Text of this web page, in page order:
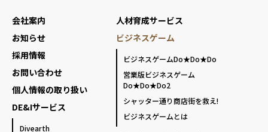
会社案内
お知らせ
採用情報
お問い合わせ
個人情報の取り扱い
DE&Iサービス
Divearth
人材育成サービス
ビジネスゲーム
ビジネスゲームDo★Do★Do
営業版ビジネスゲーム
Do★Do★Do2
シャッター通り商店街を救え!
ビジネスゲームとは